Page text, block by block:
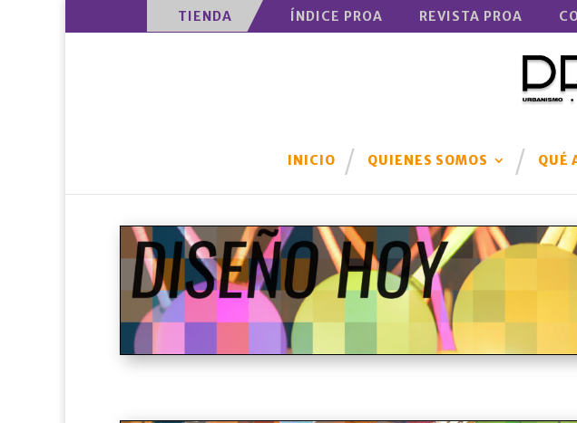
TIENDA ÍNDICE PROA REVISTA PROA
INICIO QUIENES SOMOS QUÉ